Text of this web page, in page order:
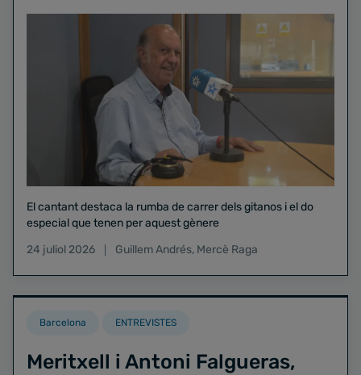
El cantant destaca la rumba de carrer dels gitanos i el do
especial que tenen per aquest gènere
24 juliol 2026
Guillem Andrés, Mercè Raga
Barcelona ENTREVISTES
Meritxell i Antoni Falgueras,